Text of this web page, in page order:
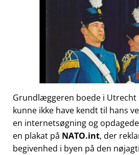
Grundlæggeren boede i
kunne ikke have kendt til hans
en internetsøgning og
en plakat på NATO.int, der
begivenhed i byen på den